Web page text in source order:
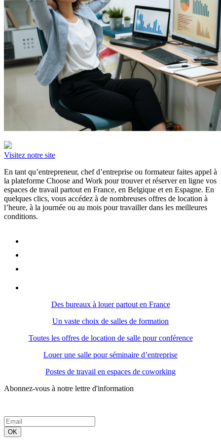
Visitez notre site
En tant qu’entrepreneur, chef d’entreprise ou formateur faites appel à
la plateforme Choose and Work pour trouver et réserver en ligne vos
espaces de travail partout en France, en Belgique et en Espagne. En
quelques clics, vous accédez à de nombreuses offres de location à
l’heure, à la journée ou au mois pour travailler dans les meilleures
conditions.
Des bureaux à louer partout en France
Un vaste choix de salles de formation
Toutes les offres de location de salle pour conférence
Louer une salle pour séminaire d’entreprise
Postes de travail en espaces de coworking
Abonnez-vous à notre lettre d'information
OK